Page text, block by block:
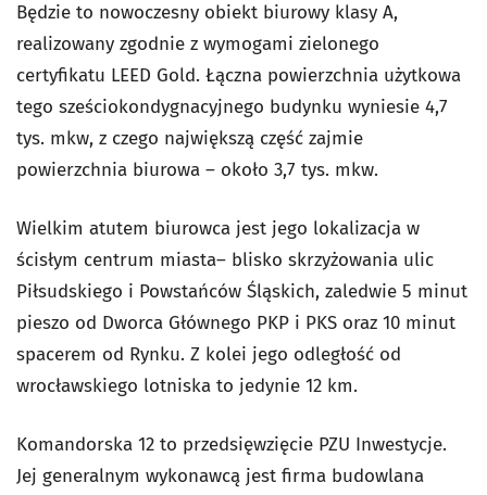
Będzie to nowoczesny obiekt biurowy klasy A,
realizowany zgodnie z wymogami zielonego
certyfikatu LEED Gold. Łączna powierzchnia użytkowa
tego sześciokondygnacyjnego budynku wyniesie 4,7
tys. mkw, z czego największą część zajmie
powierzchnia biurowa – około 3,7 tys. mkw.
Wielkim atutem biurowca jest jego lokalizacja w
ścisłym centrum miasta– blisko skrzyżowania ulic
Piłsudskiego i Powstańców Śląskich, zaledwie 5 minut
pieszo od Dworca Głównego PKP i PKS oraz 10 minut
spacerem od Rynku. Z kolei jego odległość od
wrocławskiego lotniska to jedynie 12 km.
Komandorska 12 to przedsięwzięcie PZU Inwestycje.
Jej generalnym wykonawcą jest firma budowlana